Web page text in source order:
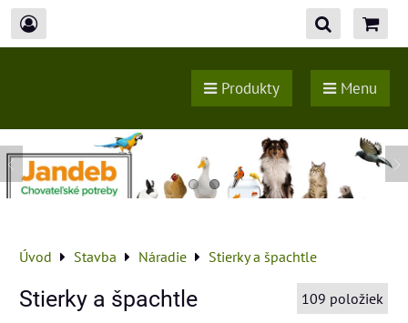
Produkty Menu
Úvod Stavba Náradie Stierky a špachtle
Stierky a špachtle 109 položiek